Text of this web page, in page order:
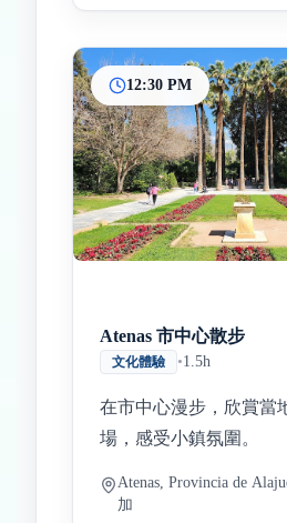
12:30 PM
Atenas 市中心散步
文化體驗 •1.5h
在市中心漫步，欣賞當
場，感受小鎮氛圍。
Atenas, Provincia de
加